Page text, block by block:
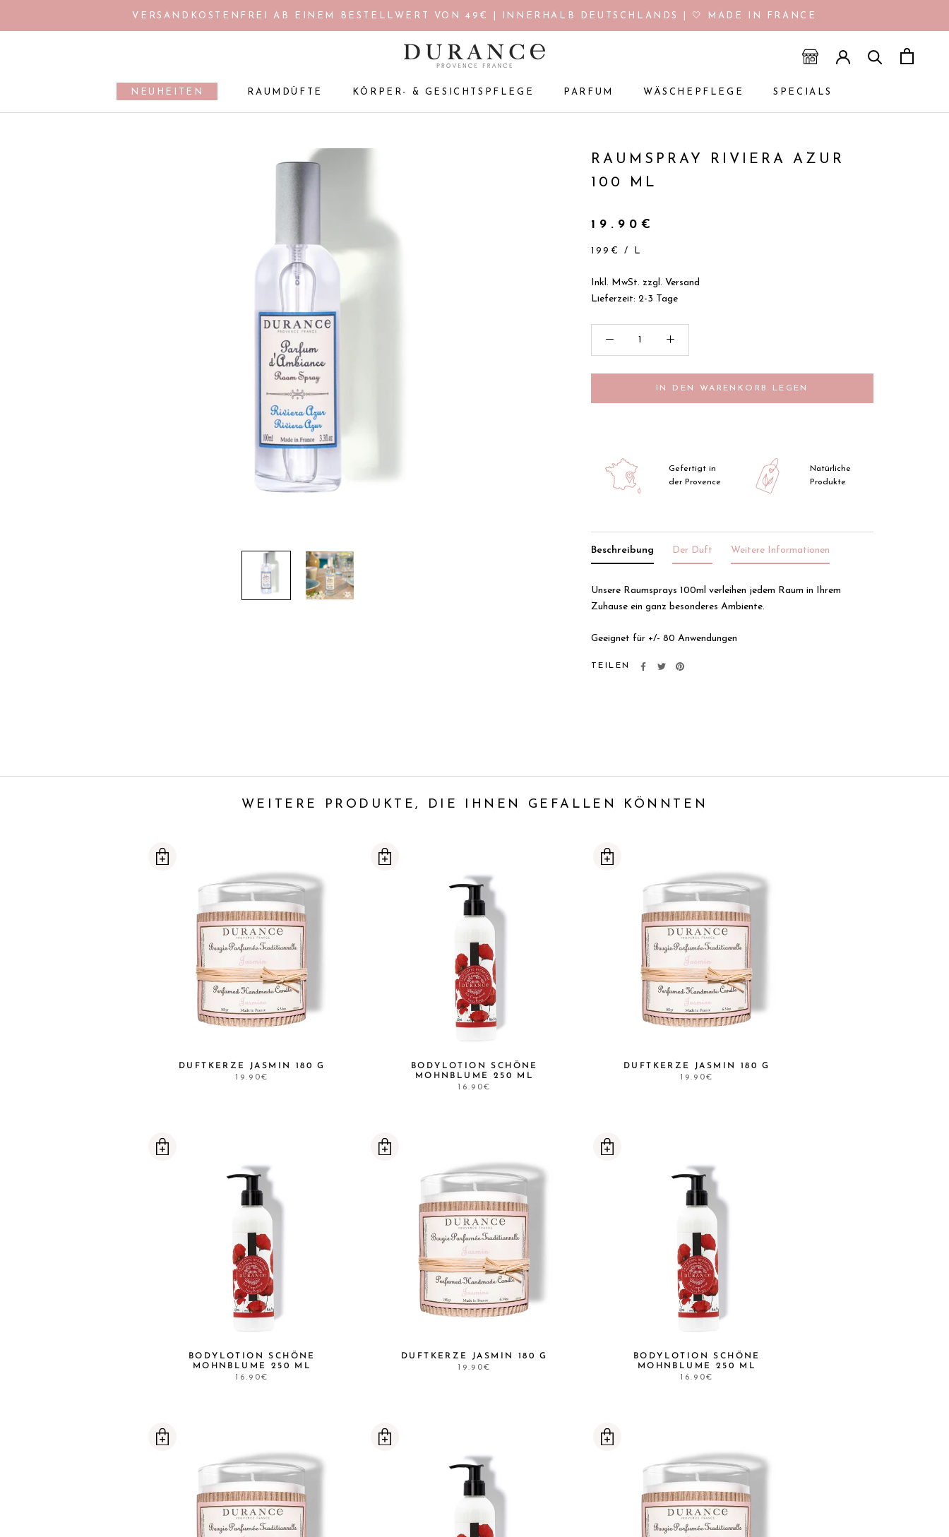
VERSANDKOSTENFREI AB EINEM BESTELLWERT VON 49€ | INNERHALB DEUTSCHLANDS | 🤍 MADE IN FRANCE
NEUHEITEN
RAUMDÜFTE
KÖRPER- & GESICHTSPFLEGE
PARFUM
WÄSCHEPFLEGE
SPECIALS
RAUMSPRAY RIVIERA AZUR
100 ML
19.90€
199€ / L
Inkl. MwSt. zzgl. Versand
Lieferzeit: 2-3 Tage
IN DEN WARENKORB LEGEN
Gefertigt in
der Provence
Natürliche
Produkte
Beschreibung
Unsere Raumsprays 100ml verleihen jedem Raum in Ihrem
Zuhause ein ganz besonderes Ambiente.
Geeignet für +/- 80 Anwendungen
Der Duft Weitere Informationen
TEILEN
WEITERE PRODUKTE, DIE IHNEN GEFALLEN KÖNNTEN
DUFTKERZE JASMIN 180 G
19.90€
BODYLOTION SCHÖNE
MOHNBLUME 250 ML
16.90€
DUFTKERZE JASMIN 180 G
19.90€
BODYLOTION SCHÖNE
MOHNBLUME 250 ML
16.90€
DUFTKERZE JASMIN 180 G
19.90€
BODYLOTION SCHÖNE
MOHNBLUME 250 ML
16.90€